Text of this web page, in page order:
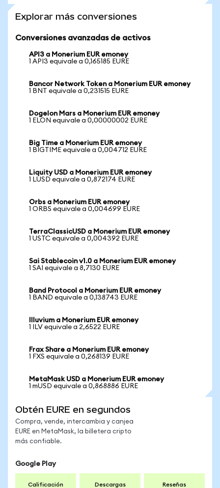
Explorar más conversiones
Conversiones avanzadas de activos
API3 a Monerium EUR emoney
1 API3 equivale a 0,165185 EURE
Bancor Network Token a Monerium EUR emoney
1 BNT equivale a 0,231515 EURE
Dogelon Mars a Monerium EUR emoney
1 ELON equivale a 0,00000002 EURE
Big Time a Monerium EUR emoney
1 BIGTIME equivale a 0,004712 EURE
Liquity USD a Monerium EUR emoney
1 LUSD equivale a 0,872174 EURE
Orbs a Monerium EUR emoney
1 ORBS equivale a 0,004699 EURE
TerraClassicUSD a Monerium EUR emoney
1 USTC equivale a 0,004392 EURE
Sai Stablecoin v1.0 a Monerium EUR emoney
1 SAI equivale a 8,7130 EURE
Band Protocol a Monerium EUR emoney
1 BAND equivale a 0,138743 EURE
Illuvium a Monerium EUR emoney
1 ILV equivale a 2,6522 EURE
Frax Share a Monerium EUR emoney
1 FXS equivale a 0,268139 EURE
MetaMask USD a Monerium EUR emoney
1 mUSD equivale a 0,868886 EURE
Obtén EURE en segundos
Compra, vende, intercambia y canjea
EURE en MetaMask, la billetera cripto
más confiable.
Google Play
Calificación Descargas Reseñas